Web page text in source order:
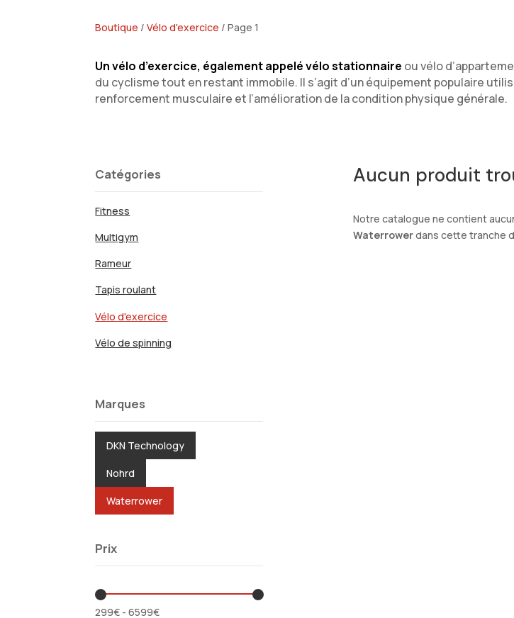
Boutique /Vélo d'exercice / Page 1
Un vélo d’exercice, également appelé vélo stationnaire ou vélo
du cyclisme tout en restant immobile. Il s’agit d’un équipement populaire
renforcement musculaire et l’amélioration de la condition physique générale.
Catégories
Fitness
Multigym
Rameur
Tapis roulant
Vélo d'exercice
Vélo de spinning
Marques
DKN Technology
Nohrd
Waterrower
Prix
299€ -6599€
Aucun produit
Notre catalogue ne contient
Waterrowerdans cette tranche